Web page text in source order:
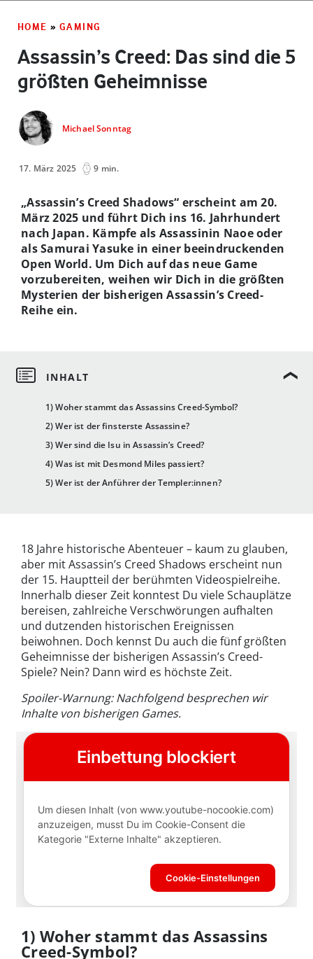
HOME » GAMING
Assassin’s Creed: Das sind die 5
größten Geheimnisse
Michael Sonntag
17. März 2025 9 min.
1) Woher stammt das Assassins Creed-Symbol?
2) Wer ist der finsterste Assassine?
3) Wer sind die Isu in Assassin’s Creed?
4) Was ist mit Desmond Miles passiert?
5) Wer ist der Anführer der Templer:innen?
„Assassin’s Creed Shadows“ erscheint am 20.
März 2025 und führt Dich ins 16. Jahrhundert
nach Japan. Kämpfe als Assassinin Naoe oder
als Samurai Yasuke in einer beeindruckenden
Open World. Um Dich auf das neue Game
vorzubereiten, weihen wir Dich in die größten
Mysterien der bisherigen Assassin’s Creed-
Reihe ein.
18 Jahre historische Abenteuer – kaum zu glauben,
aber mit Assassin’s Creed Shadows erscheint nun
der 15. Hauptteil der berühmten Videospielreihe.
Innerhalb dieser Zeit konntest Du viele Schauplätze
bereisen, zahlreiche Verschwörungen aufhalten
und dutzenden historischen Ereignissen
beiwohnen. Doch kennst Du auch die fünf größten
Geheimnisse der bisherigen Assassin’s Creed-
Spiele? Nein? Dann wird es höchste Zeit.
Spoiler-Warnung: Nachfolgend besprechen wir
Inhalte von bisherigen Games.
1) Woher stammt das Assassins
Creed-Symbol?